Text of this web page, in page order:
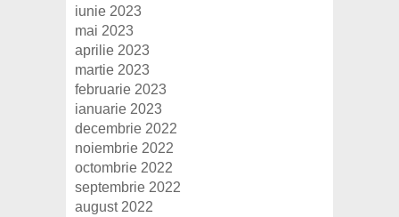
iunie 2023
mai 2023
aprilie 2023
martie 2023
februarie 2023
ianuarie 2023
decembrie 2022
noiembrie 2022
octombrie 2022
septembrie 2022
august 2022